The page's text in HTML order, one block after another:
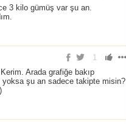
3 kilo gümüş var şu an.
1
Arada grafiğe bakıp
yoksa şu an sadece takipte misin?